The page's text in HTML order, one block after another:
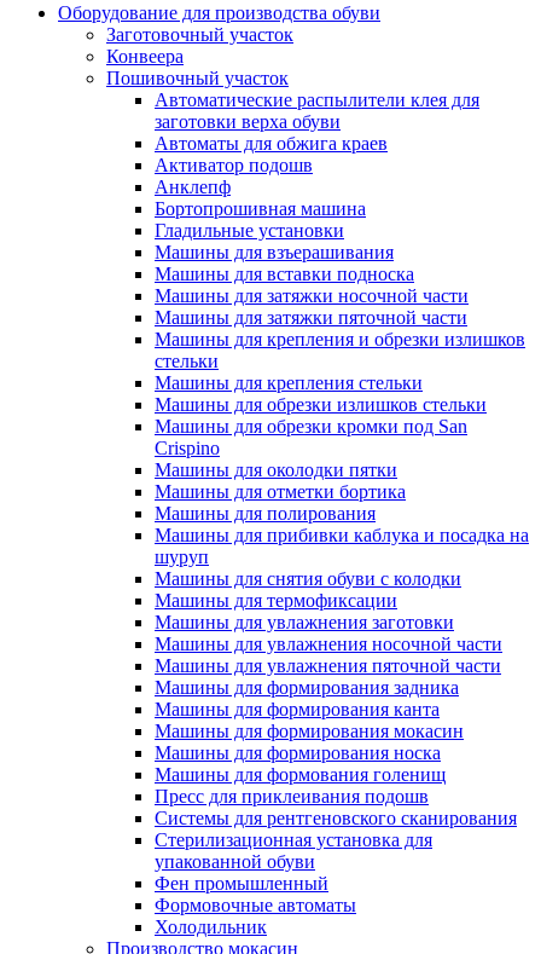
Оборудование для производства обуви
Заготовочный участок
Конвеера
Пошивочный участок
Автоматические распылители клея для
заготовки верха обуви
Автоматы для обжига краев
Активатор подошв
Анклепф
Бортопрошивная машина
Гладильные установки
Машины для взъерашивания
Машины для вставки подноска
Машины для затяжки носочной части
Машины для затяжки пяточной части
Машины для крепления и обрезки излишков
стельки
Машины для крепления стельки
Машины для обрезки излишков стельки
Машины для обрезки кромки под San
Crispino
Машины для околодки пятки
Машины для отметки бортика
Машины для полирования
Машины для прибивки каблука и посадка на
шуруп
Машины для снятия обуви с колодки
Машины для термофиксации
Машины для увлажнения заготовки
Машины для увлажнения носочной части
Машины для увлажнения пяточной части
Машины для формирования задника
Машины для формирования канта
Машины для формирования мокасин
Машины для формирования носка
Машины для формования голенищ
Пресс для приклеивания подошв
Системы для рентгеновского сканирования
Стерилизационная установка для
упакованной обуви
Фен промышленный
Формовочные автоматы
Холодильник
Производство мокасин